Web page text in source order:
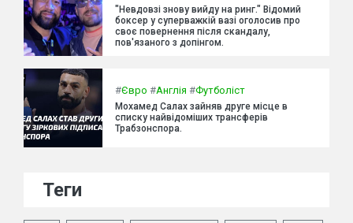
"Невдовзі знову вийду на ринг." Відомий
боксер у суперважкій вазі оголосив про
своє повернення після скандалу,
пов'язаного з допінгом.
#Євро #Англія #Футболіст
Мохамед Салах зайняв друге місце в
списку найвідоміших трансферів
Трабзонспора.
Теги